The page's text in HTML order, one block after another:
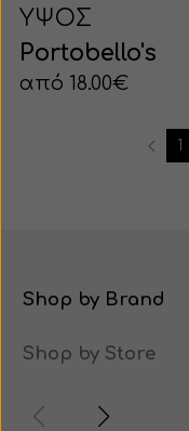
ΥΨΟΣ
Portobello's
από 18.00€
1
Shop by Brand
Shop by Store